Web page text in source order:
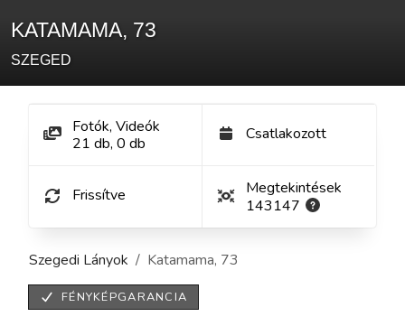
KATAMAMA, 73
SZEGED
Fotók, Videók
21 db, 0 db Csatlakozott
Frissítve
Megtekintések
143147
Szegedi Lányok Katamama, 73
FÉNYKÉPGARANCIA